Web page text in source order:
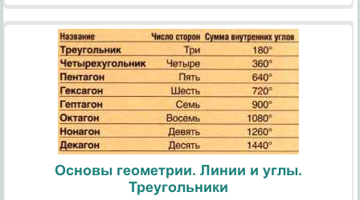
Основы геометрии. Линии и углы.
Треугольники